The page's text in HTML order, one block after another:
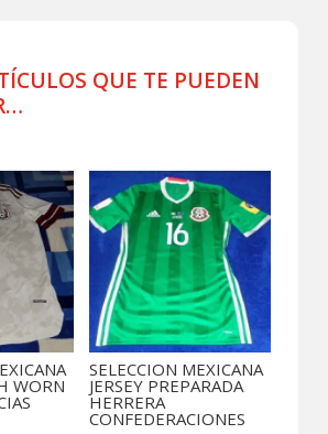
QUE TE PUEDEN
WORN
SELECCION MEXICANA
JERSEY PREPARADA
HERRERA
CONFEDERACIONES